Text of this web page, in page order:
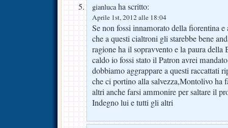
gianlucaha scritto:
Aprile 1st, 2012 alle 18:04
Se non fossi innamorato della fiorentina
che a questi cialtroni gli starebbe bene
ragione ha il sopravvento e la paura della
caldo io fossi stato il Patron avrei
dobbiamo aggrappare a questi raccattati
che ci portino alla salvezza,Montolivo ha
altri anche farsi ammonire per saltare il
Indegno lui e tutti gli altri